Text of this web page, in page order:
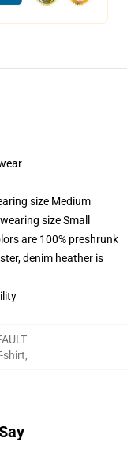
size Medium
size Small
are 100% preshrunk
denim heather is
shirt,